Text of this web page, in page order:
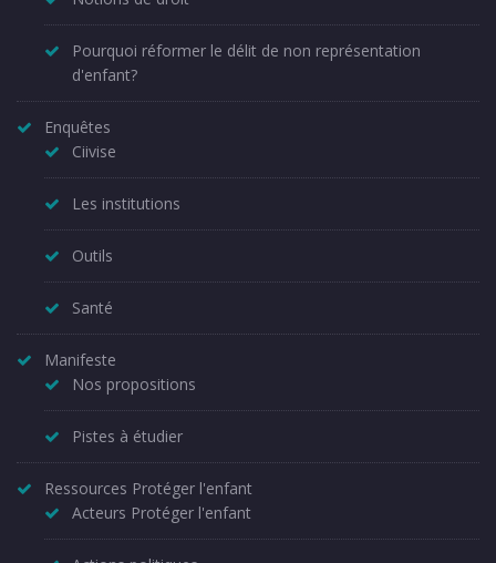
Pourquoi réformer le délit de non représentation
d'enfant?
Enquêtes
Ciivise
Les institutions
Outils
Santé
Manifeste
Nos propositions
Pistes à étudier
Ressources Protéger l'enfant
Acteurs Protéger l'enfant